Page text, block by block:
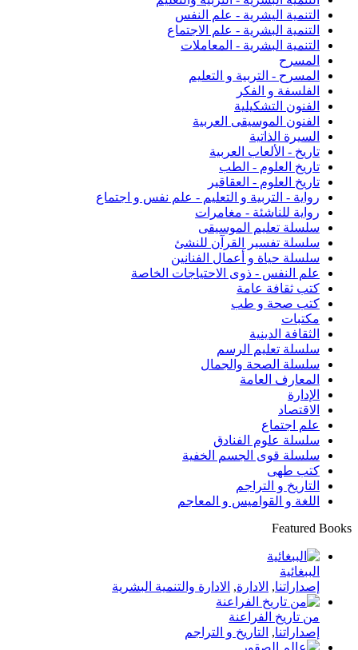
التنمية اليشرية - علم النفس
التنمية البشرية - علم الاجتماع
التنمية البشرية - المعاملات
المسرح
المسرح - التربية و التعليم
الفلسفة و الفكر
الفنون التشكيلية
الفنون الموسيقى العربية
السيرة الذاتية
تاريخ - الألعاب العربية
تاريخ العلوم - الطب
تاريخ العلوم - العقاقير
رواية - التربية و التعليم - علم نفس و اجتماع
رواية للناشئة - مغامرات
سلسلة تعليم الموسيقى
سلسلة تفسير القرآن للنشئ
سلسلة حياة و أعمال الفنانين
علم النفس - ذوى الاحتياجات الخاصة
كتب ثقافة عامة
كتب صحة و طب
مكتبات
الثقافة الدينية
سلسلة تعليم الرسم
سلسلة الصحة والجمال
المعارف العامة
الإدارة
الاقتصاد
علم اجتماع
سلسلة علوم الفنادق
سلسلة قوى الجسم الخفية
كتب طهى
التاريخ و التراجم
اللغة و القواميس و المعاجم
Featured Books
الببغائية
إصداراتنا, الادارة, الادارة والتنمية البشرية
من تاريخ الفراعنة
إصداراتنا, التاريخ و التراجم